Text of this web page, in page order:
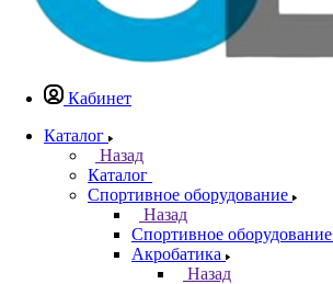
Кабинет
Каталог
Назад
Каталог
Спортивное оборудование
Назад
Спортивное оборудование
Акробатика
Назад